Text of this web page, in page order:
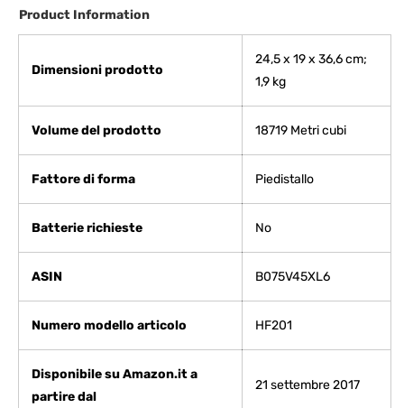
Product Information
Dimensioni prodotto
‎24,5 x 19 x 36,6 cm;
1,9 kg
Volume del prodotto ‎18719 Metri cubi
Fattore di forma ‎Piedistallo
Batterie richieste ‎No
ASIN B075V45XL6
Numero modello articolo HF201
Disponibile su Amazon.it a
partire dal
21 settembre 2017